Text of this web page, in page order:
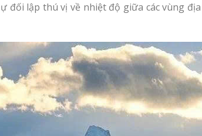
đối lập thú vị về nhiệt độ giữa các vùng